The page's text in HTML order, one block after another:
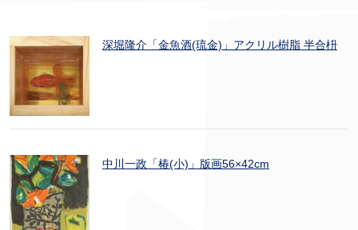
深堀隆介「金魚酒(琉金)」アクリル樹脂 半合枡
中川一政「椿(小)」版画56×42cm